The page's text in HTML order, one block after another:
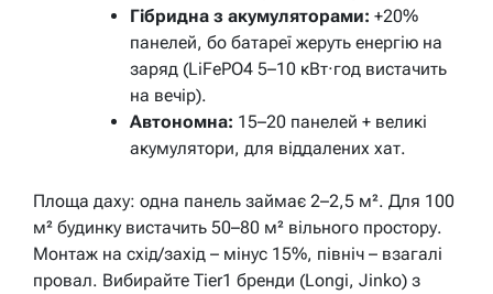
Гібридна з акумуляторами: +20%
панелей, бо батареї жеруть енергію на
заряд (LiFePO4 5–10 кВт·год вистачить
на вечір).
Автономна: 15–20 панелей + великі
акумулятори, для віддалених хат.
Площа даху: одна панель займає 2–2,5 м². Для 100
м² будинку вистачить 50–80 м² вільного простору.
Монтаж на схід/захід – мінус 15%, північ – взагалі
провал. Вибирайте Tier1 бренди (Longi, Jinko) з